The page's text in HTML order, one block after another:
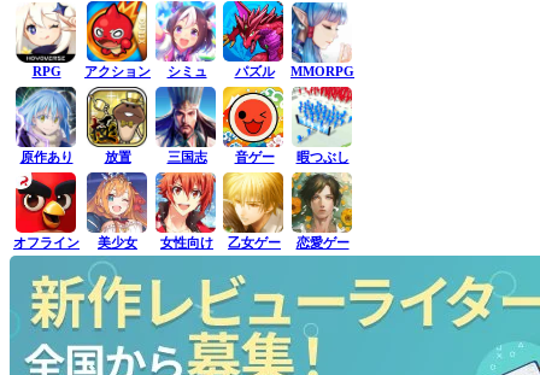
RPG アクション シミュ パズル MMORPG
原作あり 放置 三国志 音ゲー 暇つぶし
オフライン 美少女 女性向け 乙女ゲー 恋愛ゲー